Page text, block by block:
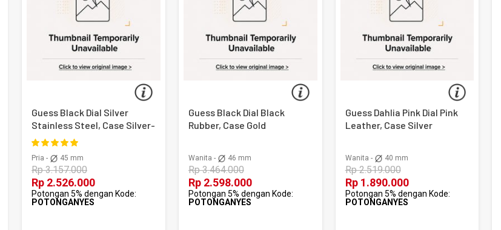
Guess Black Dial Silver
Stainless Steel, Case Silver-
Black
Pria - 45 mm
Rp 3.157.000
Rp 2.526.000
Potongan 5% dengan Kode:
POTONGANYES
Guess Black Dial Black
Rubber, Case Gold
Wanita - 46 mm
Rp 3.464.000
Rp 2.598.000
Potongan 5% dengan Kode:
POTONGANYES
Guess Dahlia Pink Dial Pink
Leather, Case Silver
Wanita - 40 mm
Rp 2.519.000
Rp 1.890.000
Potongan 5% dengan Kode:
POTONGANYES